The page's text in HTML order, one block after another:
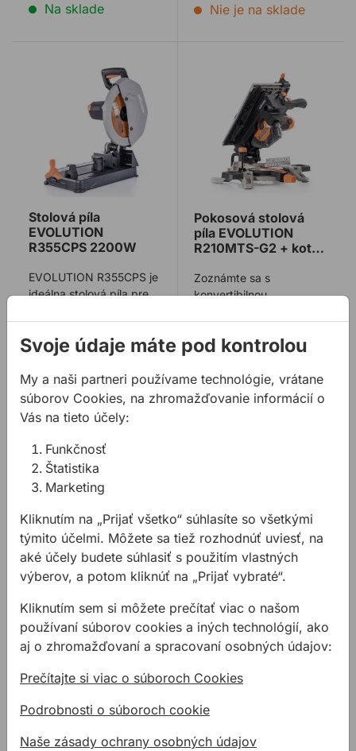
Na sklade Nie je na sklade
Stolová píla EVOLUTION R355CPS 2200W
Stolová píla
EVOLUTION
R355CPS 2200W
EVOLUTION R355CPS je
ideálna stolová píla pre
plastom a potre ...
463,85 €/ks
Na sklade
Pokosová stolová
píla EVOLUTION
R210MTS-G2 + kotúč
Zoznámte sa s
konvertibilnou
všestrannosti a presnos
380,18 €/ks
Na sklade
Stolová píla EVOLUTION S355CPS Raptor 2200W +
Stolová píla
EVOLUTION
S355CPS Raptor
2200W + kotúč na
ideálna na rezanie
uholníkov, rúr a plechu
vrátane strešn ...
623,75 € / ks
Svoje údaje máte pod kontrolou
My a naši partneri používame technológie, vrátane
súborov Cookies, na zhromažďovanie informácií o
Vás na tieto účely:
Funkčnosť
Štatistika
Marketing
Kliknutím na „Prijať všetko“ súhlasíte so všetkými
týmito účelmi. Môžete sa tiež rozhodnúť uviesť, na
aké účely budete súhlasiť s použitím vlastných
výberov, a potom kliknúť na „Prijať vybraté“.
Kliknutím sem si môžete prečítať viac o našom
používaní súborov cookies a iných technológií, ako
aj o zhromažďovaní a spracovaní osobných údajov:
Prečítajte si viac o súboroch Cookies
Podrobnosti o súboroch cookie
Naše zásady ochrany osobných údajov